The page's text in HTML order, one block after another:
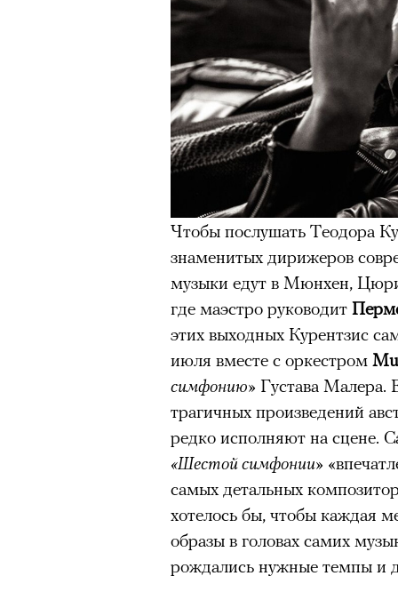
Чтобы послушать Теодора
знаменитых дирижеров
музыки едут в Мюнхен,
где маэстро руководит
этих выходных Курентзис
июля вместе с оркестром
симфонию» Густава Малера.
трагичных произведений
редко исполняют на сцене.
«Шестой симфонии»
самых детальных
хотелось бы, чтобы каждая
образы в головах самих
рождались нужные темпы и
фото удалили из-за
использование контента с
Ирина Зуева, директор по
Съемки топ-моделей,
спортсменов остаются
привлечь внимание к
новость живет не больше
достигает предельной
Многие маркетологи
звездой — в идеале с
выбирают для рекламных
них, как правило, выше
СМИ, за ними следят
Исследования узнаваемости
российская аудитория